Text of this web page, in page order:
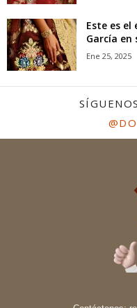
Este es
García en
Ene 25, 2025